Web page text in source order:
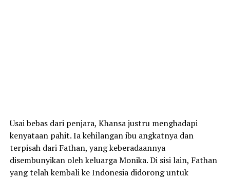
Usai bebas dari penjara, Khansa justru menghadapi
kenyataan pahit. Ia kehilangan ibu angkatnya dan
terpisah dari Fathan, yang keberadaannya
disembunyikan oleh keluarga Monika. Di sisi lain, Fathan
yang telah kembali ke Indonesia didorong untuk